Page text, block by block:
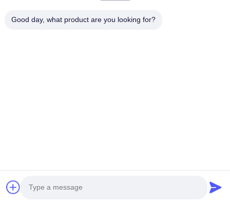
© 2026 Xinxiang SIMO Blower Co., Ltd.. All Rights Reserved.
Good day, what product are you looking for?